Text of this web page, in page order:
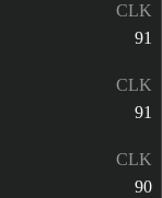
CLK
91
CLK
91
CLK
90